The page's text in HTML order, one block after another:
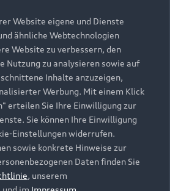
Website eigene und Dienste
ähnliche Webtechnologien
Website zu verbessern, den
Nutzung zu analysieren sowie auf
Inhalte anzuzeigen,
Werbung. Mit einem Klick
erteilen Sie Ihre Einwilligung zur
Sie können Ihre Einwilligung
Einstellungen widerrufen.
sowie konkrete Hinweise zur
Daten finden Sie
, unserem